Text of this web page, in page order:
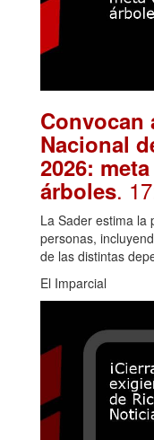
Convocan
Nacional
2026:
árboles.
La Sader estima la
personas,
de las distintas
El Imparcial